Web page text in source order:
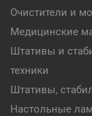
Очистители и
Медицинские
Штативы и
техники
Штативы,
Настольные